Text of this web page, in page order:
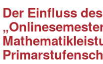
Der Einfluss